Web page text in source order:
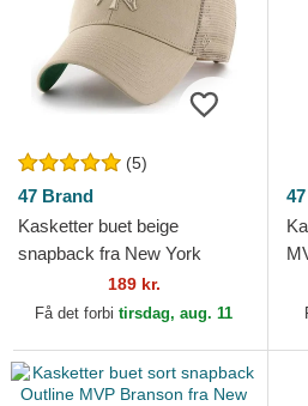
(5)
47 Brand
Kasketter buet beige
snapback fra New York
Yankees MLB af 47 Brand
189 kr.
Få det forbi tirsdag, aug. 11